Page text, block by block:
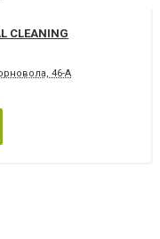
CLEANING
46-А